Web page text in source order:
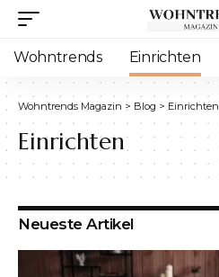
Wohntrends Einrichten
Wohntrends Magazin > Blog > Einrichten
Einrichten
Neueste Artikel